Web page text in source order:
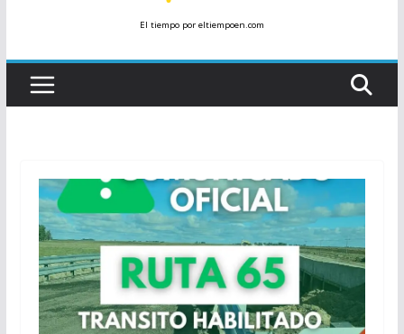
El tiempopor eltiempoen.com